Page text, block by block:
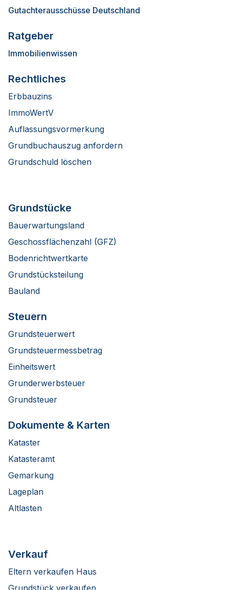
Gutachterausschüsse Deutschland
Ratgeber
Immobilienwissen
Rechtliches
Erbbauzins
ImmoWertV
Auflassungsvormerkung
Grundbuchauszug anfordern
Grundschuld löschen
Grundstücke
Bauerwartungsland
Geschossflächenzahl (GFZ)
Bodenrichtwertkarte
Grundstücksteilung
Bauland
Steuern
Grundsteuerwert
Grundsteuermessbetrag
Einheitswert
Grunderwerbsteuer
Grundsteuer
Dokumente & Karten
Kataster
Katasteramt
Gemarkung
Lageplan
Altlasten
Verkauf
Eltern verkaufen Haus